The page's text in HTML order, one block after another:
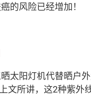
的风险已经增加！
太阳灯机代替晒户
文所讲，这2种紫外